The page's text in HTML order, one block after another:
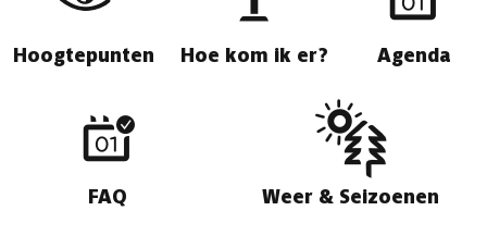
Hoogtepunten Hoe kom ik er? Agenda
FAQ Weer & Seizoenen